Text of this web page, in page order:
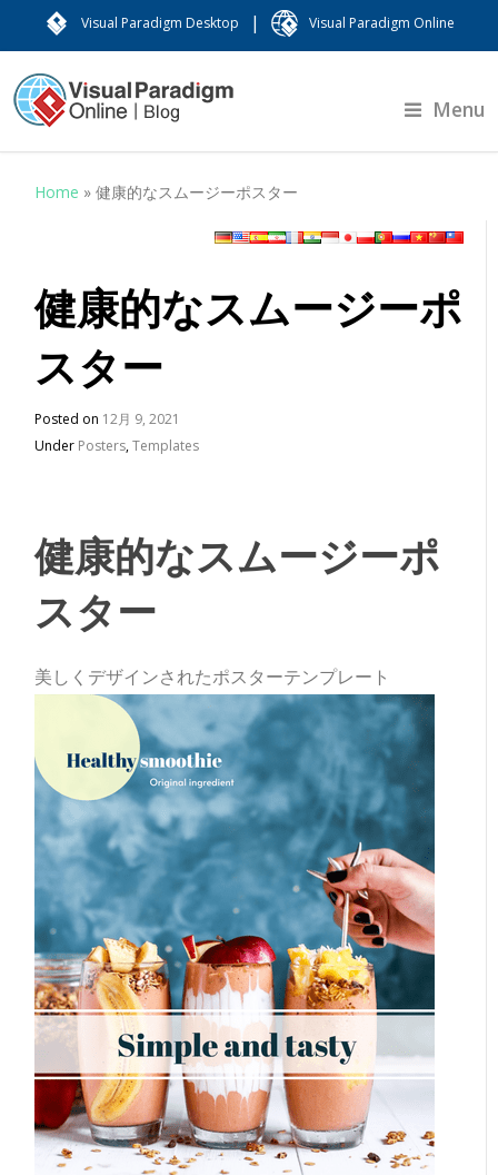
Visual Paradigm Desktop | Visual Paradigm Online
Menu
Home »健康的なスムージーポスター
健康的なスムージーポ
スター
Posted on 12月 9, 2021
Under Posters,Templates
健康的なスムージーポ
スター
美しくデザインされたポスターテンプレート